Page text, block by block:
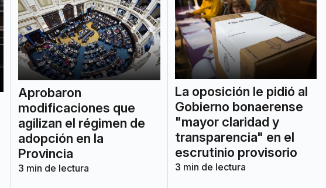
Aprobaron
modificaciones que
agilizan el régimen de
adopción en la
Provincia
3 min de lectura
La oposición le pidió al
Gobierno bonaerense
"mayor claridad y
transparencia" en el
escrutinio provisorio
3 min de lectura